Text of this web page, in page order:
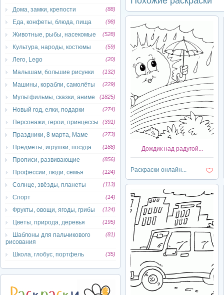
Дома, замки, крепости (88)
Еда, конфеты, блюда, пища (98)
Животные, рыбы, насекомые (528)
Культура, народы, костюмы (59)
Лего, Lego (20)
Малышам, большие рисунки (132)
Машины, корабли, самолёты (229)
Мультфильмы, сказки, аниме (1825)
Новый год, елки, подарки (274)
Персонажи, герои, принцессы (391)
Праздники, 8 марта, Маме (273)
Предметы, игрушки, посуда (188)
Прописи, развивающие (856)
Профессии, люди, семья (124)
Солнце, звёзды, планеты (113)
Спорт (14)
Фрукты, овощи, ягоды, грибы (124)
Цветы, природа, деревья (195)
Шаблоны для пальчикового
рисования
(81)
Школа, глобус, портфель (35)
Дождик над радугой...
Раскраски онлайн...